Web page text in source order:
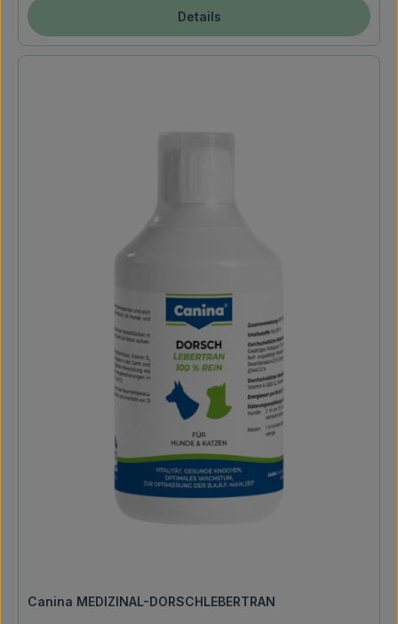
Details
Canina MEDIZINAL-DORSCHLEBERTRAN